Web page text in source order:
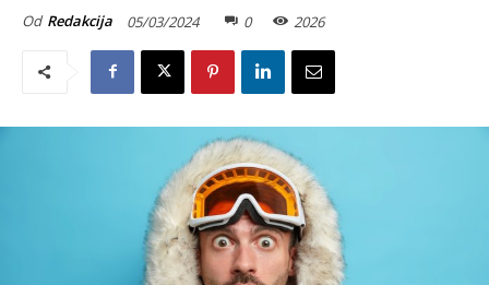
Od Redakcija 05/03/2024 0 2026